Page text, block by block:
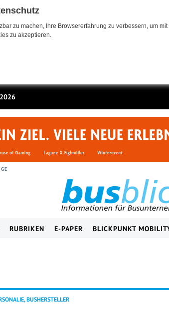
zu machen, Ihre Browsererfahrung zu verbessern, um
zu akzeptieren.
2026
RUBRIKEN E-PAPER BLICKPUNKT
BUSHERSTELLER